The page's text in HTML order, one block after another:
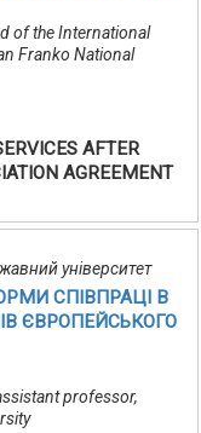
of the International
Franko National
AFTER
AGREEMENT
університет
СПІВПРАЦІ В
ЄВРОПЕЙСЬКОГО
professor,